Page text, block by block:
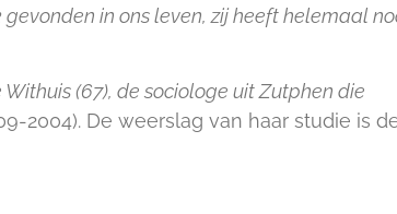
in ons leven, zij heeft helemaal
(67), de sociologe uit Zutphen die
2004). De weerslag van haar studie is